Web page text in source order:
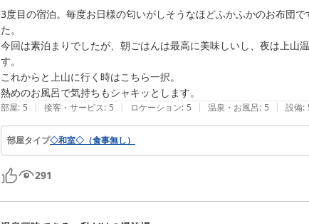
3度目の宿泊。毎度お日様の匂いがしそうなほどふかふかのお布団
た。
今回は素泊まりでしたが、朝ごはんは最高に美味しいし、夜は上
す。
これからと上山に行く時はこちら一択。
熱めのお風呂で気持ちもシャキッとします。
部屋: 5 | 接客・サービス: 5 | ロケーション: 5 | 温泉・お風呂: 5 | 設備:
部屋タイプ◇和室◇（食事無し）
291